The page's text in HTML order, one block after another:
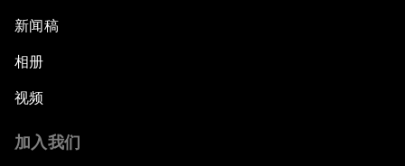
新闻稿
相册
视频
加入我们